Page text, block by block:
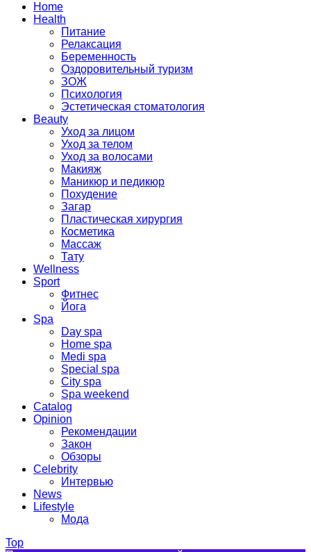
Home
Health
Питание
Релаксация
Беременность
Оздоровительный туризм
ЗОЖ
Психология
Эстетическая стоматология
Beauty
Уход за лицом
Уход за телом
Уход за волосами
Макияж
Маникюр и педикюр
Похудение
Загар
Пластическая хирургия
Косметика
Массаж
Тату
Wellness
Sport
Фитнес
Йога
Spa
Day spa
Home spa
Medi spa
Special spa
City spa
Spa weekend
Catalog
Opinion
Рекомендации
Закон
Обзоры
Celebrity
Интервью
News
Lifestyle
Мода
Top